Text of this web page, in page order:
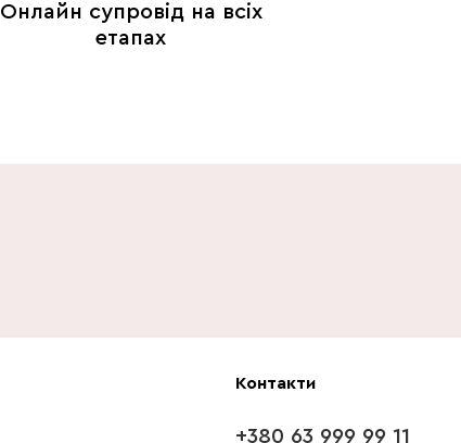
Онлайн супровід на всіх
етапах
Контакти
+380 63 999 99 11